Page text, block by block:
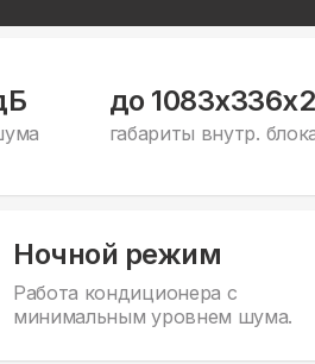
до
габариты внутр.
Ночной режим
Работа кондиционера с
минимальным уровнем шума.